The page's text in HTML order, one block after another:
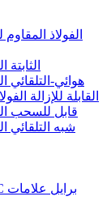
الفولاذ
هوائي-التلقائي
القابلة للإزالة
قابل للسحب
شبه التلقائي
الفولاذ المقاوم للصدأ PVC برايل علامات